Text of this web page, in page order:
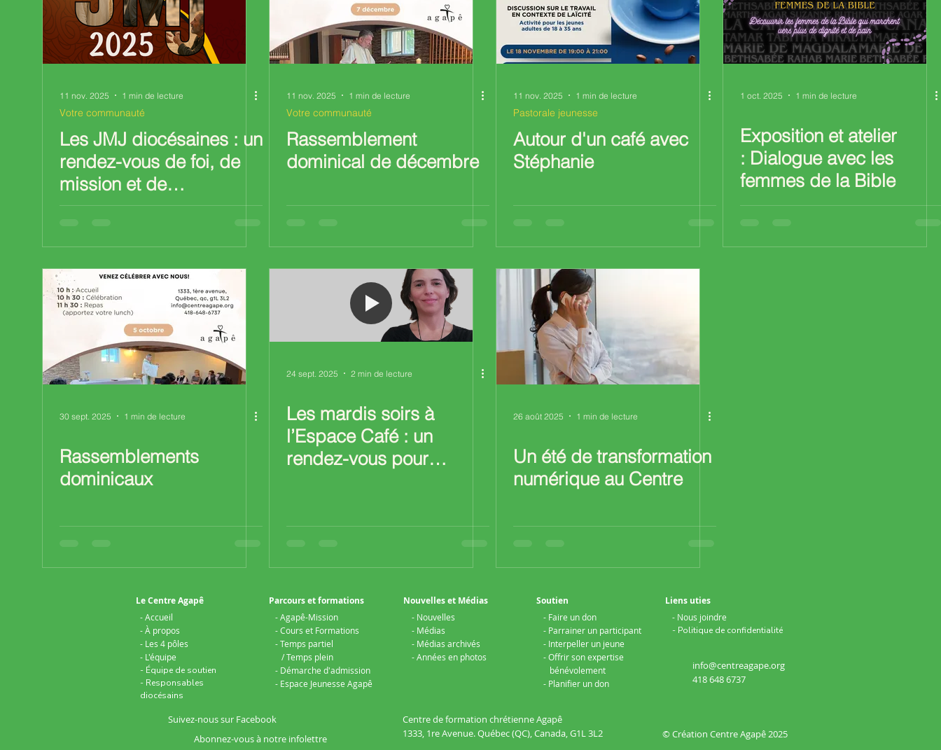
11 nov. 2025 1 min de lecture
Votre communauté
Les JMJ diocésaines : un
rendez-vous de foi, de
mission et de
communion
11 nov. 2025 1 min de lecture
Votre communauté
Rassemblement
dominical de décembre
11 nov. 2025 1 min de lecture
Pastorale jeunesse
Autour d'un café avec
Stéphanie
1 oct. 2025 1 min de lecture
Exposition et atelier
: Dialogue avec les
femmes de la Bible
30 sept. 2025 1 min de lecture
Rassemblements
dominicaux
24 sept. 2025 2 min de lecture
Les mardis soirs à
l’Espace Café : un
rendez-vous pour
26 août 2025 1 min de lecture
Un été de transformation
numérique au Centre
Le Centre Agapê
- Accueil
- À propos
- Les 4 pôles
- L'équipe
- Équipe de soutien
- Responsables
diocésains
Parcours et formations
- Agapê-Mission
- Cours et Formations
- Temps partiel
/ Temps plein
- Démarche d'admission
​- Espace Jeunesse Agapê
Nouvelles et Médias
- Nouvelles
- Médias
- Médias archivés
- Années en photos
Soutien
- Faire un don
- Parrainer un participant
- Interpeller un jeune
- Offrir son expertise
bénévolement
- Planifier un don
Liens uties
- Nous joindre
- Politique de confidentialité
info@centreagape.org
418 648 6737
Suivez-nous sur Facebook
Abonnez-vous à notre infolettre
Centre de formation chrétienne Agapê
1333, 1re Avenue.Québec (QC), Canada,G1L 3L2 © Création Centre Agapê 2025